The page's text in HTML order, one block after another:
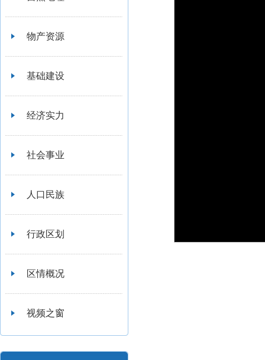
物产资源
基础建设
经济实力
社会事业
人口民族
行政区划
区情概况
视频之窗